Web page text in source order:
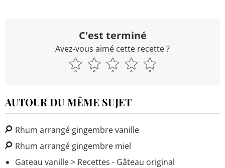
C'est terminé
Avez-vous aimé cette recette ?
AUTOUR DU MÊME SUJET
Rhum arrangé gingembre vanille
Rhum arrangé gingembre miel
Gateau vanille> Recettes - Gâteau original